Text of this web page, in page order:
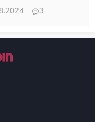
Dedi Birisi
3